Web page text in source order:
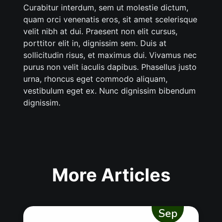
Curabitur interdum, sem ut molestie dictum,
quam orci venenatis eros, sit amet scelerisque
velit nibh at dui. Praesent non elit cursus,
porttitor elit in, dignissim sem. Duis at
sollicitudin risus, et maximus dui. Vivamus nec
purus non velit iaculis dapibus. Phasellus justo
urna, rhoncus eget commodo aliquam,
vestibulum eget ex. Nunc dignissim bibendum
dignissim.
More Articles
Sep